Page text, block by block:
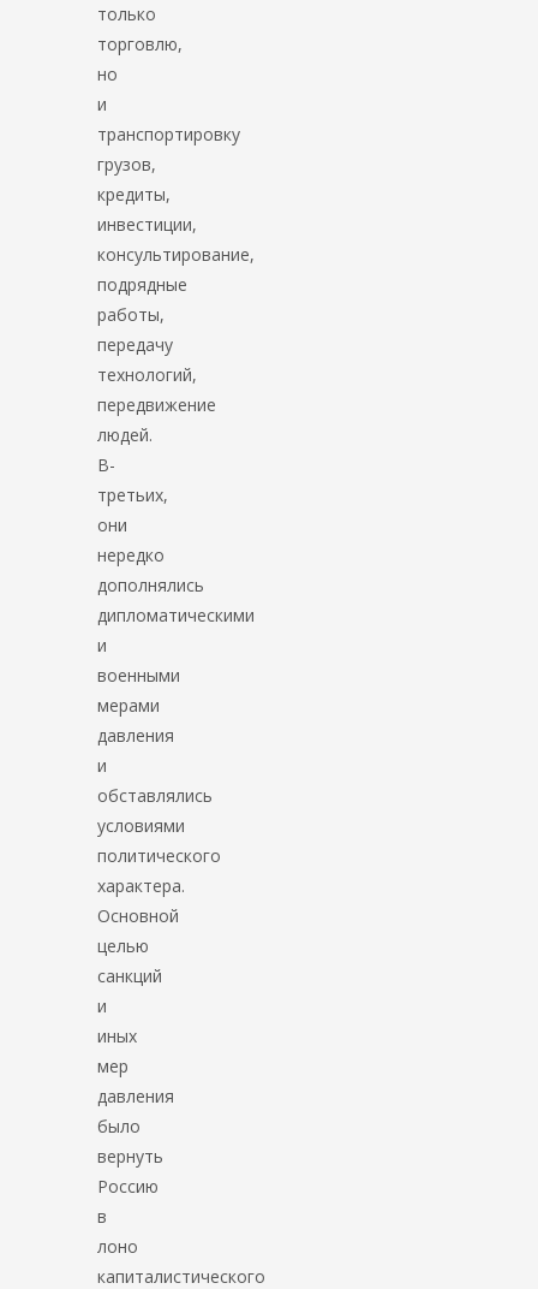
только
торговлю,
но
и
транспортировку
грузов,
кредиты,
инвестиции,
консультирование,
подрядные
работы,
передачу
технологий,
передвижение
людей.
В-
третьих,
они
нередко
дополнялись
дипломатическими
и
военными
мерами
давления
и
обставлялись
условиями
политического
характера.
Основной
целью
санкций
и
иных
мер
давления
было
вернуть
Россию
в
лоно
капиталистического